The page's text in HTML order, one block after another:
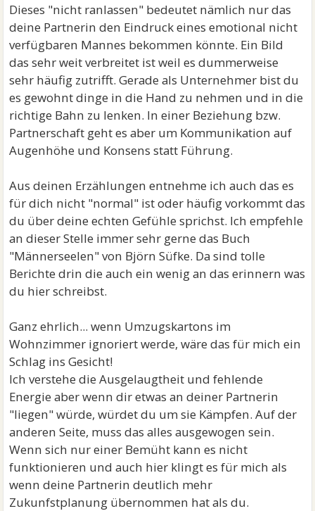
Dieses "nicht ranlassen" bedeutet nämlich nur das
deine Partnerin den Eindruck eines emotional nicht
verfügbaren Mannes bekommen könnte. Ein Bild
das sehr weit verbreitet ist weil es dummerweise
sehr häufig zutrifft. Gerade als Unternehmer bist du
es gewohnt dinge in die Hand zu nehmen und in die
richtige Bahn zu lenken. In einer Beziehung bzw.
Partnerschaft geht es aber um Kommunikation auf
Augenhöhe und Konsens statt Führung.
Aus deinen Erzählungen entnehme ich auch das es
für dich nicht "normal" ist oder häufig vorkommt das
du über deine echten Gefühle sprichst. Ich empfehle
an dieser Stelle immer sehr gerne das Buch
"Männerseelen" von Björn Süfke. Da sind tolle
Berichte drin die auch ein wenig an das erinnern was
du hier schreibst.
Ganz ehrlich... wenn Umzugskartons im
Wohnzimmer ignoriert werde, wäre das für mich ein
Schlag ins Gesicht!
Ich verstehe die Ausgelaugtheit und fehlende
Energie aber wenn dir etwas an deiner Partnerin
"liegen" würde, würdet du um sie Kämpfen. Auf der
anderen Seite, muss das alles ausgewogen sein.
Wenn sich nur einer Bemüht kann es nicht
funktionieren und auch hier klingt es für mich als
wenn deine Partnerin deutlich mehr
Zukunfstplanung übernommen hat als du.